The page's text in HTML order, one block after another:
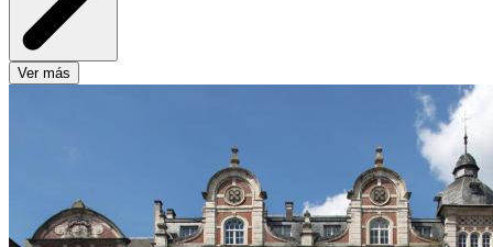
Ver más